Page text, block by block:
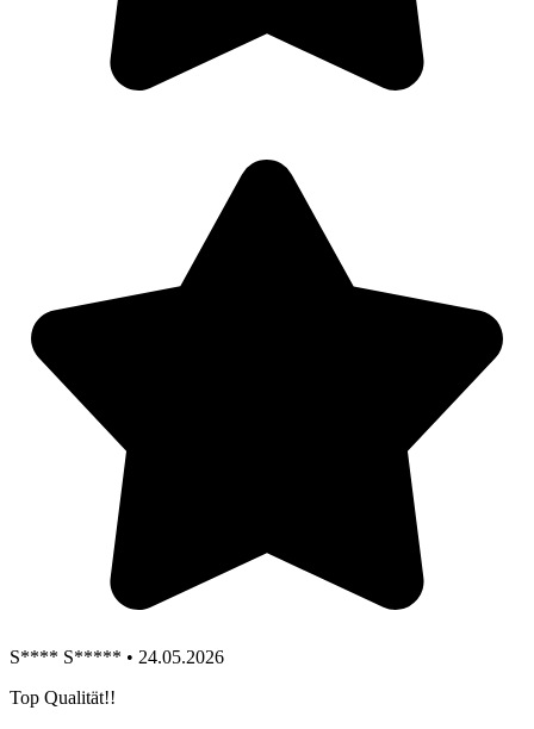
S**** S***** • 24.05.2026
Top Qualität!!